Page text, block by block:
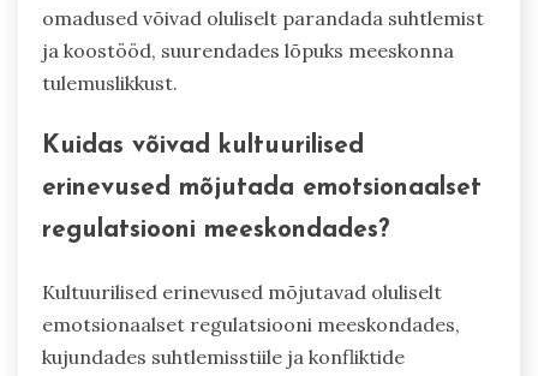
omadused võivad oluliselt parandada suhtlemist
ja koostööd, suurendades lõpuks meeskonna
tulemuslikkust.
Kuidas võivad kultuurilised
erinevused mõjutada emotsionaalset
regulatsiooni meeskondades?
Kultuurilised erinevused mõjutavad oluliselt
emotsionaalset regulatsiooni meeskondades,
kujundades suhtlemisstiile ja konfliktide